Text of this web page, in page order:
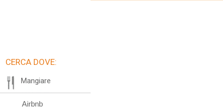
CERCA DOVE:
Mangiare
Airbnb